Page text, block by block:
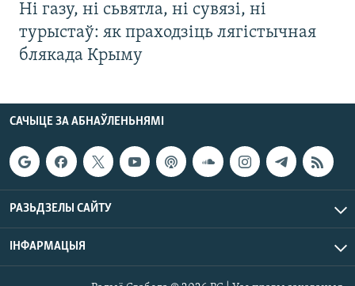
Ні газу, ні сьвятла, ні сувязі, ні
турыстаў: як праходзіць лягістычная
блякада Крыму
САЧЫЦЕ ЗА АБНАЎЛЕНЬНЯМІ
РАЗЬДЗЕЛЫ САЙТУ
ІНФАРМАЦЫЯ